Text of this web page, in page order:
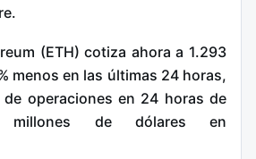
(ETH) cotiza ahora a 1.293
menos en las últimas 24 horas,
operaciones en 24 horas de
millones de dólares en